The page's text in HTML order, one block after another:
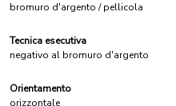
bromuro d'argento / pellicola
Tecnica esecutiva
negativo al bromuro d'argento
Orientamento
orizzontale